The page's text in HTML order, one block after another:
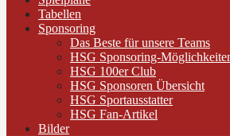
Tabellen
Sponsoring
Das Beste für unsere Teams
HSG Sponsoring-
HSG 100er Club
HSG Sponsoren Übersicht
HSG Sportausstatter
HSG Fan-Artikel
Bilder